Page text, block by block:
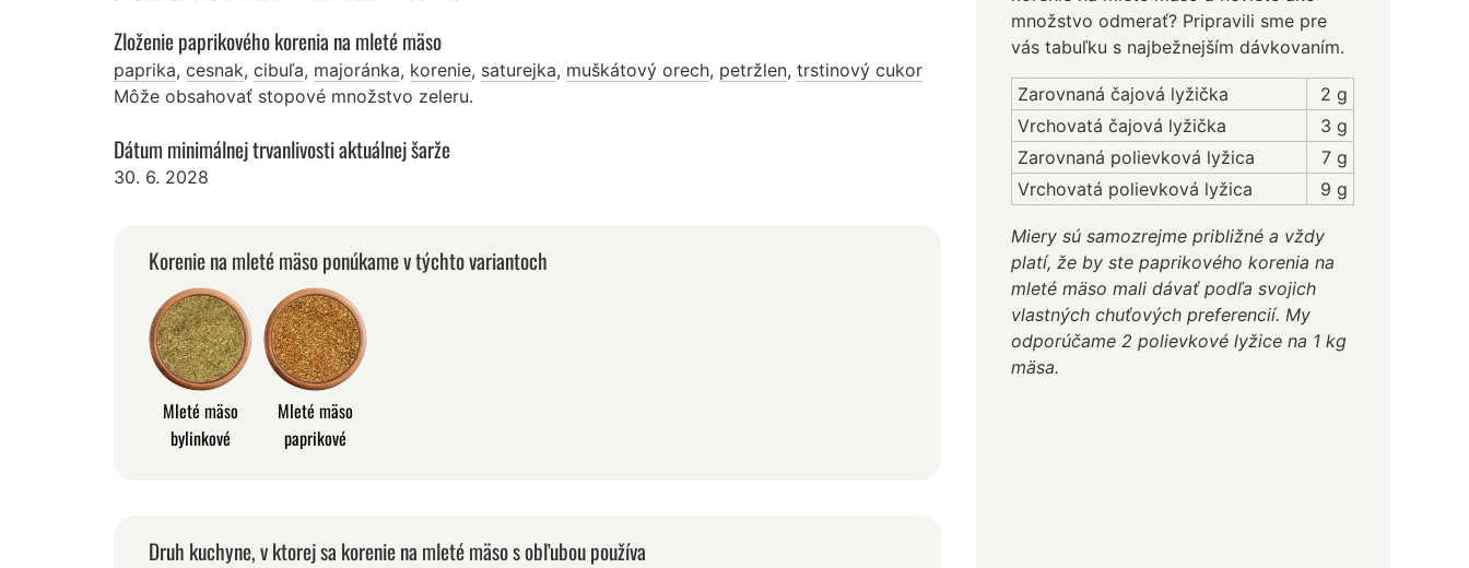
Zloženie paprikového korenia na mleté mäso
paprika, cesnak, cibuľa, majoránka, korenie, saturejka, muškátový orech, petržlen, trstinový cukor
Môže obsahovať stopové množstvo zeleru.
Dátum minimálnej trvanlivosti aktuálnej šarže
30. 6. 2028
Korenie na mleté mäso ponúkame v týchto variantoch
Mleté mäso
bylinkové
Mleté mäso
paprikové
Druh kuchyne, v ktorej sa korenie na mleté mäso s obľubou používa
množstvo odmerať? Pripravili sme pre
vás tabuľku s najbežnejším dávkovaním.
Zarovnaná čajová lyžička
2 g
Vrchovatá čajová lyžička
3 g
Zarovnaná polievková lyžica
7 g
Vrchovatá polievková lyžica
9 g
Miery sú samozrejme približné a vždy
platí, že by ste paprikového korenia na
mleté mäso mali dávať podľa svojich
vlastných chuťových preferencií. My
odporúčame 2 polievkové lyžice na 1 kg
mäsa.